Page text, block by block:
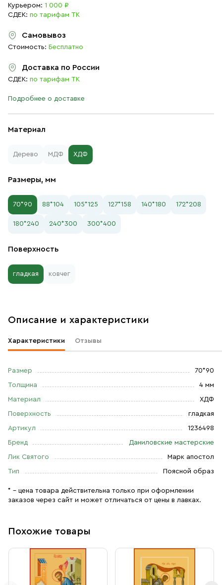
Материал
Дерево МДФ ХДФ
Размеры, мм
70*90 88*104 105*125 127*158 140*180 172*208
180*240 240*300 300*400
Поверхность
гладкая ковчег
Курьером: 1 000 ₽
СДЕК: по тарифам ТК
Самовывоз
Стоимость: Бесплатно
Доставка по России
СДЕК: по тарифам ТК
Подробнее о доставке
Описание и характеристики
Характеристики Отзывы
Размер 70*90
Толщина 4 мм
Материал ХДФ
Поверхность гладкая
Артикул 1236498
Бренд Даниловские мастерские
Лик Святого Марк апостол
Тип Поясной образ
* – цена товара действительна только при оформлении
заказов через сайт и может отличаться от цены в лавках.
Похожие товары